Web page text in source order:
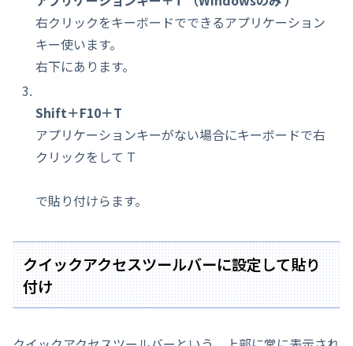
右クリックをキーボードでできるアプリケーション
キー使います。
右下にあります。
Shift＋F10＋T
アプリケーションキーがない場合にキーボードで右
クリックをして T
で貼り付けらます。
クイックアクセスツールバーに設定して貼り
付け